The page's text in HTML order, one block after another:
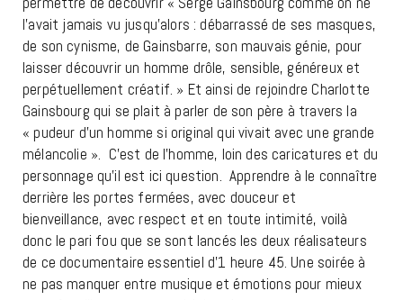
l’avait jamais vu jusqu’alors : débarrassé de ses masques,
de son cynisme, de Gainsbarre, son mauvais génie, pour
laisser découvrir un homme drôle, sensible, généreux et
perpétuellement créatif. » Et ainsi de rejoindre Charlotte
Gainsbourg qui se plait à parler de son père à travers la
« pudeur d’un homme si original qui vivait avec une grande
mélancolie ». C’est de l’homme, loin des caricatures et du
personnage qu’il est ici question. Apprendre à le connaître
derrière les portes fermées, avec douceur et
bienveillance, avec respect et en toute intimité, voilà
donc le pari fou que se sont lancés les deux réalisateurs
de ce documentaire essentiel d’1 heure 45. Une soirée à
ne pas manquer entre musique et émotions pour mieux